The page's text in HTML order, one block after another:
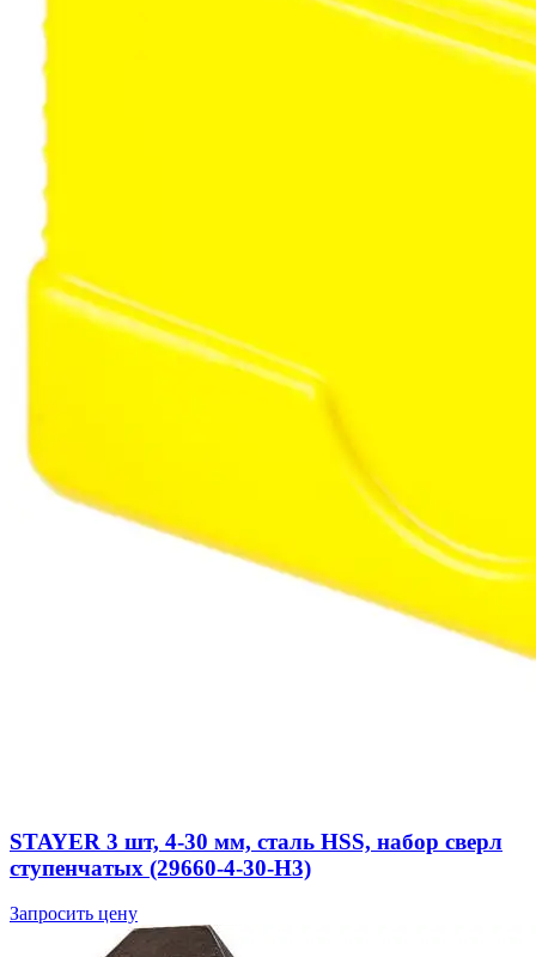
STAYER 3 шт, 4-30 мм, сталь HSS, набор сверл
ступенчатых (29660-4-30-H3)
Запросить цену